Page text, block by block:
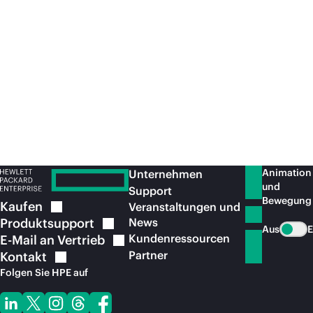
Kaufen
Produktsupport
E-Mail an Vertrieb
Kontakt
Folgen Sie HPE auf
Unternehmen
Support
Veranstaltungen und
News
Kundenressourcen
Partner
Animation
und
Bewegung
Aus